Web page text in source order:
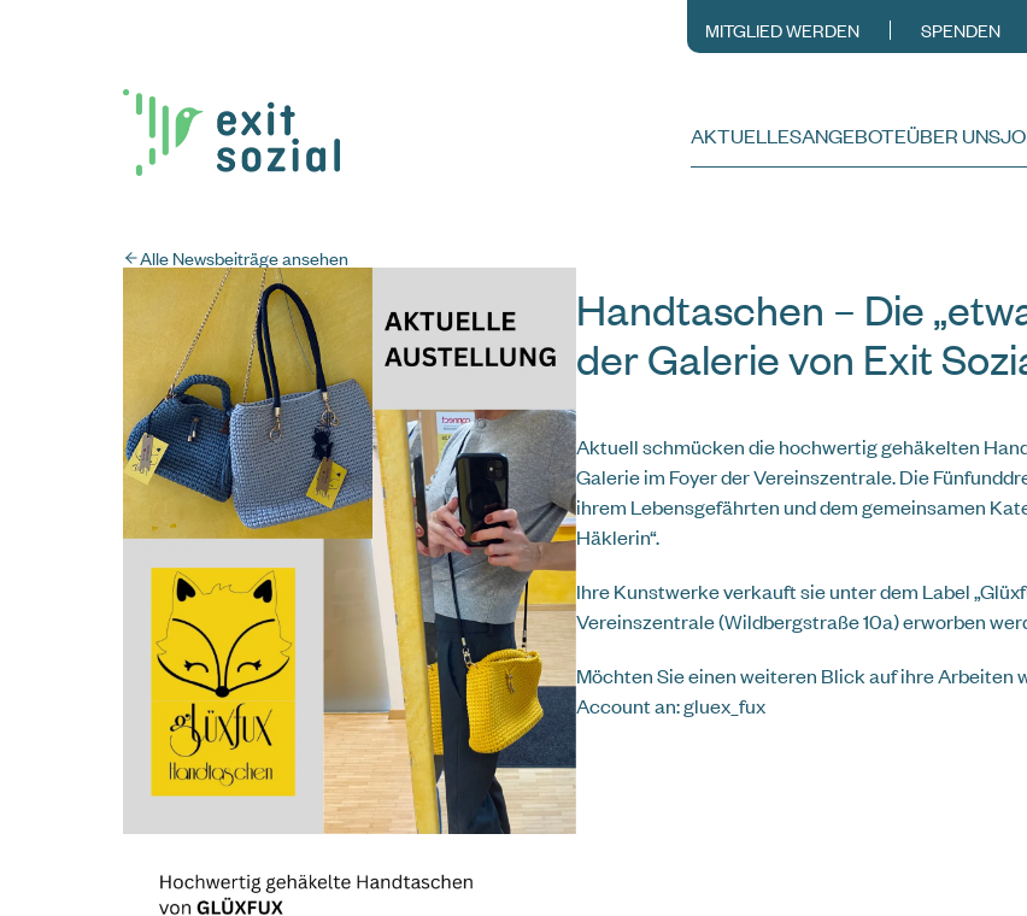
Krisenhilfe OÖ
0732 / 2177
Rund um die Uhr.
Die Krisenhilfe OÖ bietet rasche und professionelle Hilfe und Unterstützung bei
psychischen Krisen. Unter der Nummer 0732 / 2177 ist die Krisenhilfe OÖ rund um die
Uhr für Anrufer:innen aus ganz Oberösterreich erreichbar.
MITGLIED WERDEN SPENDEN
AKTUELLESANGEBOTEÜBER UNS
Alle Newsbeiträge ansehen
Handtaschen – Die
der Galerie von Exit
Aktuell schmücken die hochwertig gehäkelten
Galerie im Foyer der Vereinszentrale. Die
ihrem Lebensgefährten und dem gemeinsamen
Häklerin“.
Ihre Kunstwerke verkauft sie unter dem Label
Vereinszentrale (Wildbergstraße 10a) erworben
Möchten Sie einen weiteren Blick auf ihre Arbeiten
Account an:gluex_fux